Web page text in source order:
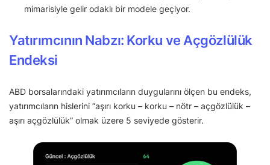
mimarisiyle gelir odaklı bir modele geçiyor.
Yatırımcının Nabzı: Korku ve Açgözlülük
Endeksi
ABD borsalarındaki yatırımcıların duygularını ölçen bu endeks,
yatırımcıların hislerini “aşırı korku – korku – nötr – açgözlülük –
aşırı açgözlülük” olmak üzere 5 seviyede gösterir.